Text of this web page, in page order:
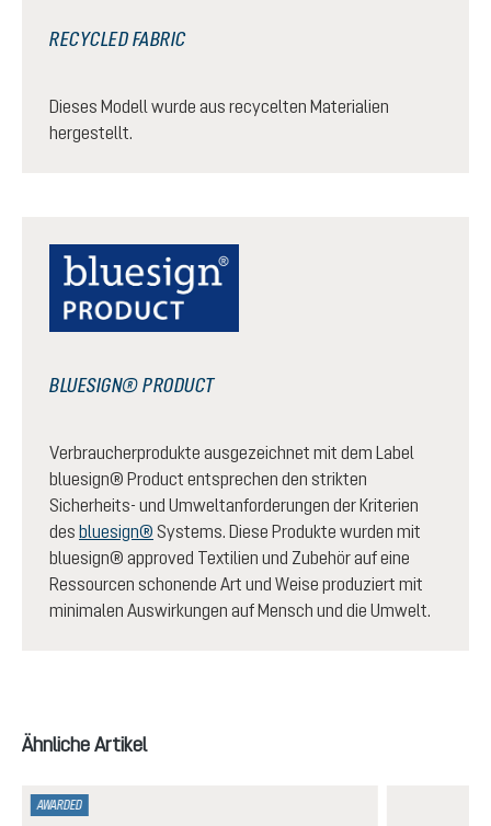
RECYCLED FABRIC
Dieses Modell wurde aus recycelten Materialien
hergestellt.
BLUESIGN® PRODUCT
Verbraucherprodukte ausgezeichnet mit dem Label
bluesign® Product entsprechen den strikten
Sicherheits- und Umweltanforderungen der Kriterien
des bluesign® Systems. Diese Produkte wurden mit
bluesign® approved Textilien und Zubehör auf eine
Ressourcen schonende Art und Weise produziert mit
minimalen Auswirkungen auf Mensch und die Umwelt.
Produktgalerie überspringen
Ähnliche Artikel
AWARDED